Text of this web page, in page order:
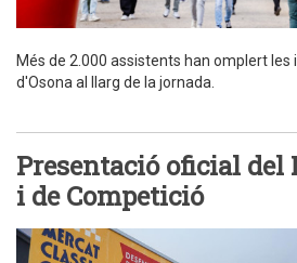
Més de 2.000 assistents han omplert les
d'Osona al llarg de la jornada.
Presentació oficial del
i de Competició